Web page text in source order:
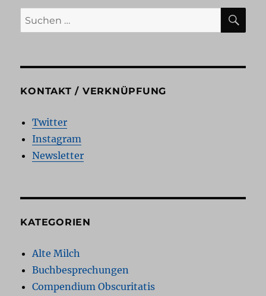
Suchen
nach:
KONTAKT / VERKNÜPFUNG
Twitter
Instagram
Newsletter
KATEGORIEN
Alte Milch
Buchbesprechungen
Compendium Obscuritatis